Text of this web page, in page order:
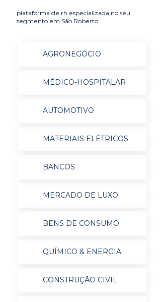
plataforma de rh especializada no seu
segmento em São Roberto
AGRONEGÓCIO
MÉDICO-HOSPITALAR
AUTOMOTIVO
MATERIAIS ELÉTRICOS
BANCOS
MERCADO DE LUXO
BENS DE CONSUMO
QUÍMICO & ENERGIA
CONSTRUÇÃO CIVIL